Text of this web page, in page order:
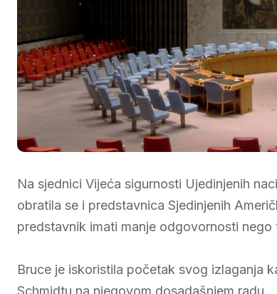
Na sjednici Vijeća sigurnosti Ujedinjenih
obratila se i predstavnica Sjedinjenih
predstavnik imati manje odgovornosti
Bruce je iskoristila početak svog izlaganja
Schmidtu na njegovom dosadašnjem radu.